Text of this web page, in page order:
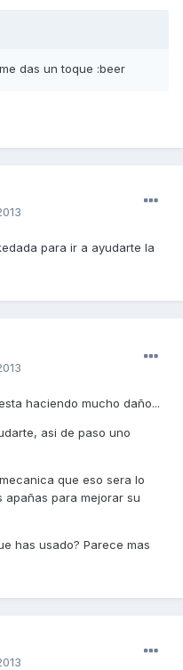
das un toque :beer
para ir a ayudarte la
haciendo mucho daño...
asi de paso uno
que eso sera lo
apañas para mejorar su
has usado? Parece mas